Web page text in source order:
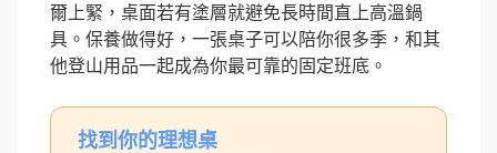
爾上緊，桌面若有塗層就避免長時間直上高溫鍋
具。保養做得好，一張桌子可以陪你很多季，和其
他登山用品一起成為你最可靠的固定班底。
找到你的理想桌